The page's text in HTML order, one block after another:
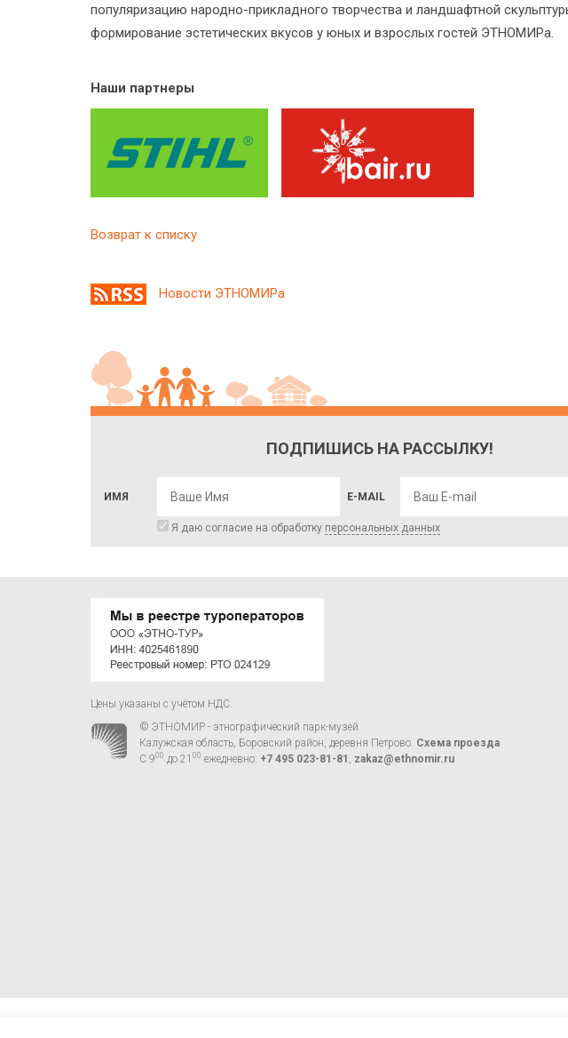
популяризацию народно-прикладного творчества и ландшафтной
формирование эстетических вкусов у юных и взрослых гостей ЭТНОМИРа.
Наши партнеры
Возврат к списку
Новости ЭТНОМИРа
ПОДПИШИСЬ НА РАССЫЛКУ!
ИМЯ E-MAIL
Я даю согласие на обработку персональных данных
Цены указаны с учётом НДС.
© ЭТНОМИР - этнографический парк-музей
Калужская область, Боровский район, деревня Петрово. Схема проезда
С 900 до 21 00 ежедневно: +7 495 023-81-81 , zakaz@ethnomir.ru